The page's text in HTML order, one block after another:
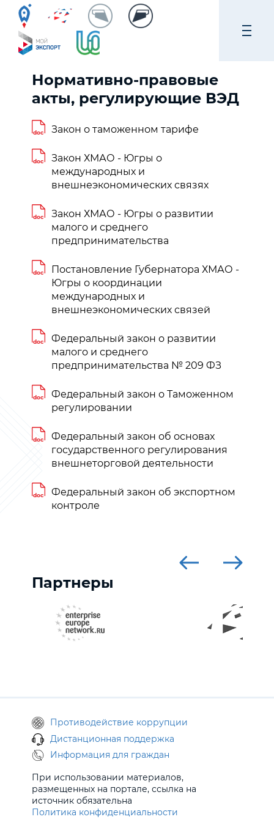
Нормативно-правовые
акты, регулирующие ВЭД
doc Закон о таможенном тарифе
doc
Закон ХМАО - Югры о
международных и
внешнеэкономических связях
doc
Закон ХМАО - Югры о развитии
малого и среднего
предпринимательства
doc
Постановление Губернатора ХМАО -
Югры о координации
международных и
внешнеэкономических связей
doc
Федеральный закон о развитии
малого и среднего
предпринимательства № 209 ФЗ
doc
Федеральный закон о Таможенном
регулировании
doc
Федеральный закон об основах
государственного регулирования
внешнеторговой деятельности
doc
Федеральный закон об экспортном
контроле
Партнеры
Противодействие коррупции
Дистанционная поддержка
Информация для граждан
При использовании материалов,
размещенных на портале, ссылка на
источник обязательна
Политика конфиденциальности